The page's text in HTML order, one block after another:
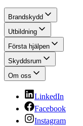
Brandskydd
Utbildning
Första hjälpen
Skyddsrum
Om oss
LinkedIn
Facebook
Instagram